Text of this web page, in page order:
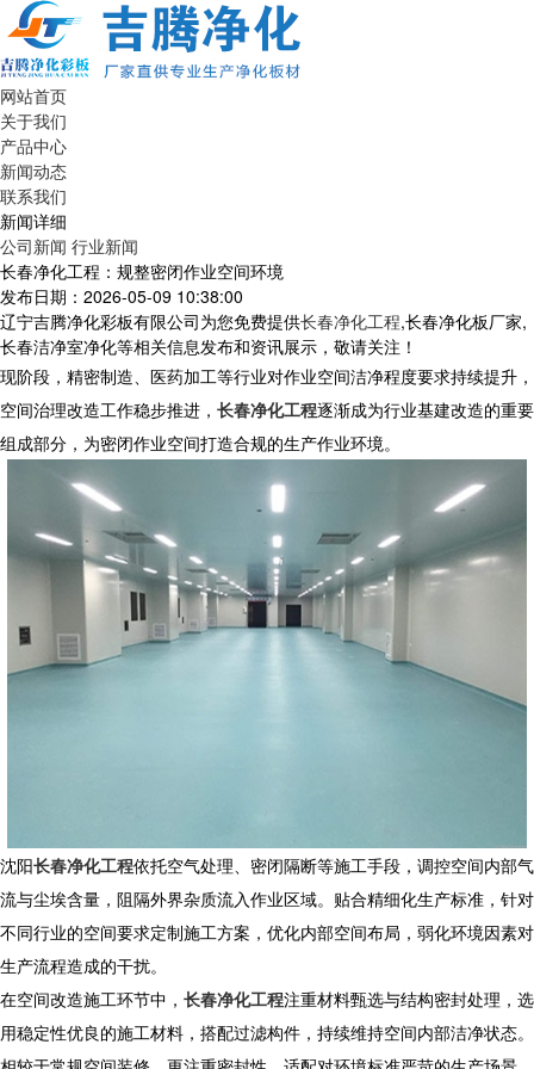
网站首页
关于我们
产品中心
新闻动态
联系我们
新闻详细
公司新闻 行业新闻
长春净化工程：规整密闭作业空间环境
发布日期：2026-05-09 10:38:00
辽宁吉腾净化彩板有限公司为您免费提供长春净化工程,长春净化板厂家,
长春洁净室净化等相关信息发布和资讯展示，敬请关注！
现阶段，精密制造、医药加工等行业对作业空间洁净程度要求持续提升，
空间治理改造工作稳步推进， 长春净化工程逐渐成为行业基建改造的重要
组成部分，为密闭作业空间打造合规的生产作业环境。
沈阳长春净化工程依托空气处理、密闭隔断等施工手段，调控空间内部气
流与尘埃含量，阻隔外界杂质流入作业区域。贴合精细化生产标准，针对
不同行业的空间要求定制施工方案，优化内部空间布局，弱化环境因素对
生产流程造成的干扰。
在空间改造施工环节中， 长春净化工程注重材料甄选与结构密封处理，选
用稳定性优良的施工材料，搭配过滤构件，持续维持空间内部洁净状态。